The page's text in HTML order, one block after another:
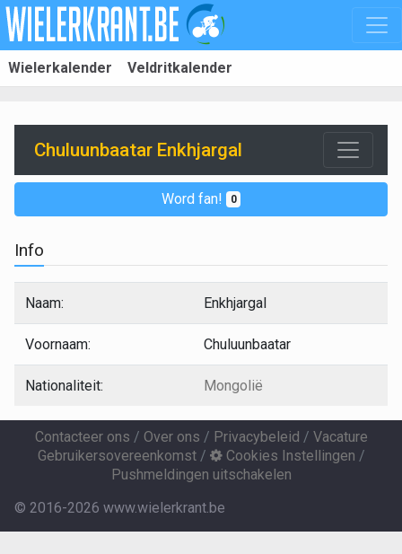
Wielerkalender Veldritkalender
Chuluunbaatar Enkhjargal
Word fan! 0
Info
Naam: Enkhjargal
Voornaam: Chuluunbaatar
Nationaliteit: Mongolië
Contacteer ons / Over ons / Privacybeleid / Vacature
Gebruikersovereenkomst/ Cookies Instellingen /
Pushmeldingen uitschakelen
© 2016-2026 www.wielerkrant.be